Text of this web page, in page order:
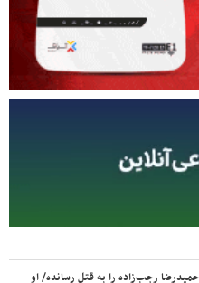
رجب‌زاده را به قتل رسانده/ او